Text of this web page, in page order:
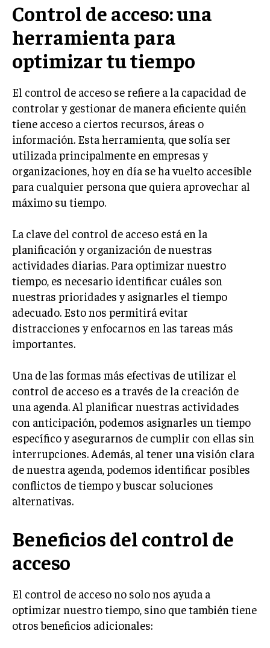
Control de acceso: una
herramienta para
optimizar tu tiempo
El control de acceso se refiere a la capacidad de
controlar y gestionar de manera eficiente quién
tiene acceso a ciertos recursos, áreas o
información. Esta herramienta, que solía ser
utilizada principalmente en empresas y
organizaciones, hoy en día se ha vuelto accesible
para cualquier persona que quiera aprovechar al
máximo su tiempo.
La clave del control de acceso está en la
planificación y organización de nuestras
actividades diarias. Para optimizar nuestro
tiempo, es necesario identificar cuáles son
nuestras prioridades y asignarles el tiempo
adecuado. Esto nos permitirá evitar
distracciones y enfocarnos en las tareas más
importantes.
Una de las formas más efectivas de utilizar el
control de acceso es a través de la creación de
una agenda. Al planificar nuestras actividades
con anticipación, podemos asignarles un tiempo
específico y asegurarnos de cumplir con ellas sin
interrupciones. Además, al tener una visión clara
de nuestra agenda, podemos identificar posibles
conflictos de tiempo y buscar soluciones
alternativas.
Beneficios del control de
acceso
El control de acceso no solo nos ayuda a
optimizar nuestro tiempo, sino que también tiene
otros beneficios adicionales: